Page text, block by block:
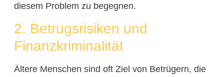
diesem Problem zu begegnen.
2. Betrugsrisiken und
Finanzkriminalität
Ältere Menschen sind oft Ziel von Betrügern, die